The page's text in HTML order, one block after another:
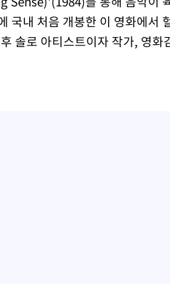
국내 처음 개봉한 이 영화에서
솔로 아티스트이자 작가, 영